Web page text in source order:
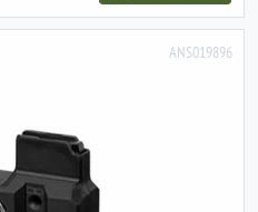
ANS019896